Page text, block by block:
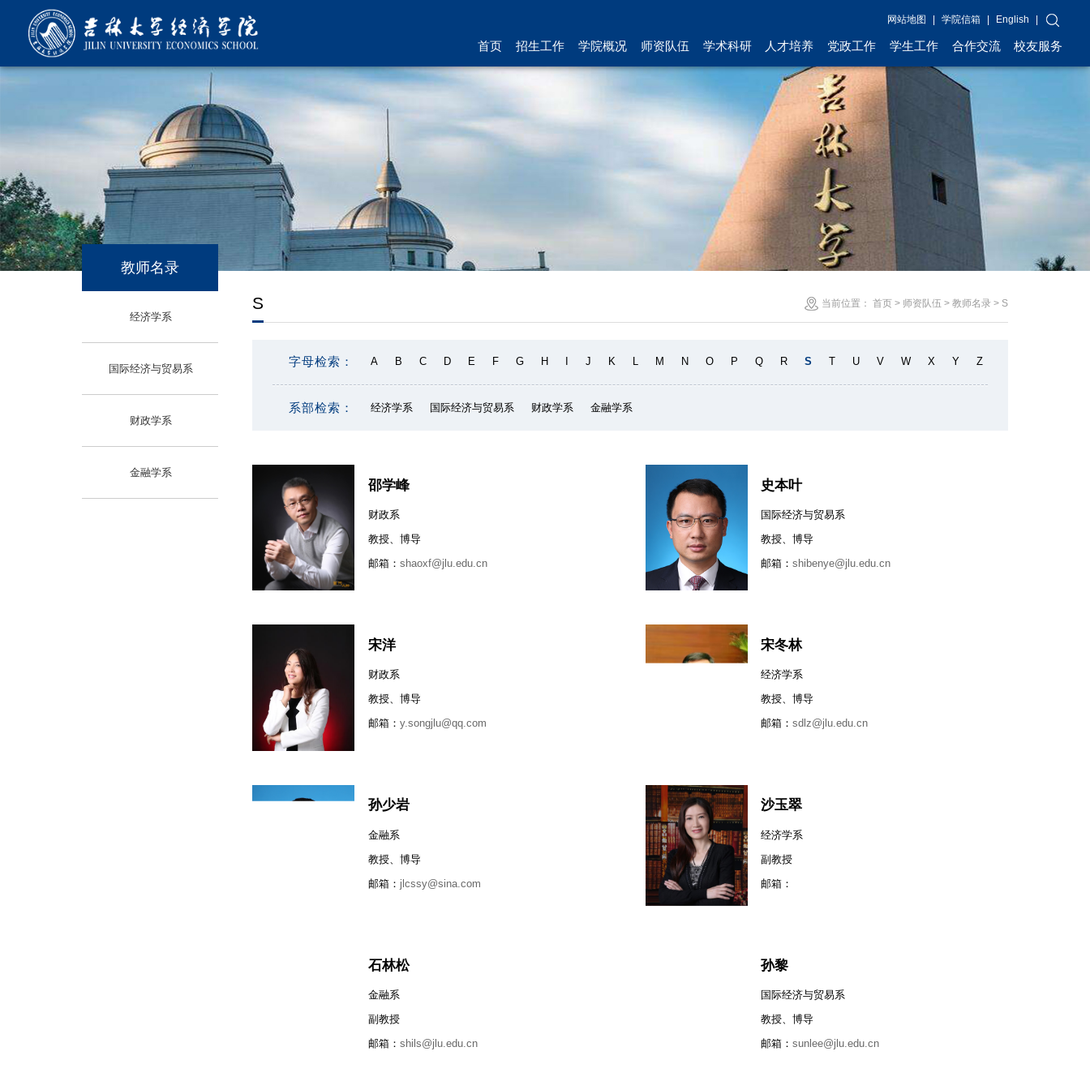
网站地图 学院信箱 English
首页 招生工作 学院概况 师资队伍 学术科研 人才培养 党政工作 学生工作 合作交流 校友服务
教师名录
经济学系
国际经济与贸易系
财政学系
金融学系
当前位置：首页 > 师资队伍 >教师名录 > S
S
字母检索： A B C D E F G H J K L M N O P Q R S T U V W X Y Z
系部检索： 经济学系 国际经济与贸易系 财政学系 金融学系
邵学峰
财政系
教授、博导
邮箱： shaoxf@jlu.edu.cn
史本叶
国际经济与贸易系
教授、博导
邮箱：shibenye@jlu.edu.cn
宋洋
财政系
教授、博导
邮箱： y.songjlu@qq.com
宋冬林
经济学系
教授、博导
邮箱：sdlz@jlu.edu.cn
孙少岩
金融系
教授、博导
邮箱： jlcssy@sina.com
沙玉翠
经济学系
副教授
邮箱：
石林松
金融系
副教授
邮箱： shils@jlu.edu.cn
孙黎
国际经济与贸易系
教授、博导
邮箱：sunlee@jlu.edu.cn